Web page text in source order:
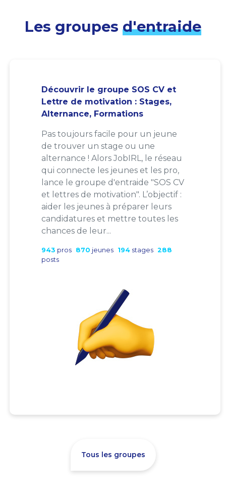
Les groupes d'entraide
Découvrir le groupe SOS CV et
Lettre de motivation : Stages,
Alternance, Formations
Pas toujours facile pour un jeune
de trouver un stage ou une
alternance ! Alors JobIRL, le réseau
qui connecte les jeunes et les pro,
lance le groupe d'entraide "SOS CV
et lettres de motivation". L’objectif :
aider les jeunes à préparer leurs
candidatures et mettre toutes les
chances de leur...
943 pros 870 jeunes 194 stages 288
posts
Tous les groupes